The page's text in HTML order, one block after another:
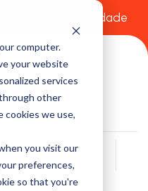
computer.
your website
services
other
cookies we use,
you visit our
preferences,
so that you're
Política de Privacidade
Buscar